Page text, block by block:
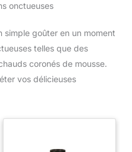
onctueuses
simple goûter en un moment
telles que des
coronés de mousse.
vos délicieuses